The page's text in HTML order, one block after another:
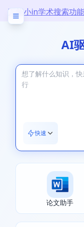
万能小in学术搜索功
AI
快速
论文助手